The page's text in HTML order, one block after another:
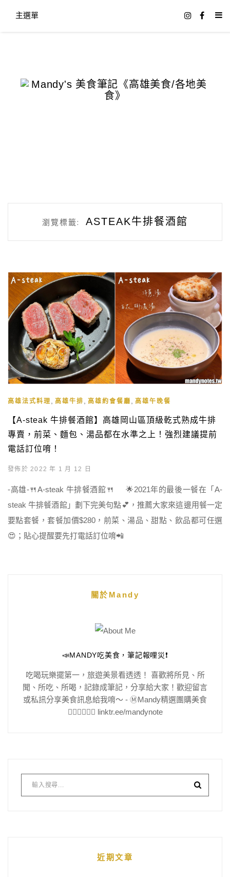
主選單
瀏覽標籤: ASTEAK牛排餐酒館
高雄法式料理 , 高雄牛排 , 高雄約會餐廳 , 高雄午晚餐
【A-steak 牛排餐酒館】高雄岡山區頂級乾式熟成牛排
專賣，前菜、麵包、湯品都在水準之上！強烈建議提前
電話訂位唷！
發佈於 2022 年 1 月 12 日
-高雄-🍴A-steak 牛排餐酒館🍴 🌟2021年的最後一餐在「A-
steak 牛排餐酒館」劃下完美句點💕，推薦大家來這邊用餐一定
要點套餐，套餐加價$280，前菜、湯品、甜點、飲品都可任選
😍；貼心提醒要先打電話訂位唷📲
關於Mandy
📣MANDY吃美食，筆記報哩災❗️
吃喝玩樂擺第一，旅遊美景看透透！ 喜歡將所見、所
聞、所吃、所喝，記錄成筆記，分享給大家！歡迎留言
或私訊分享美食訊息給我唷～ - Ⓜ️Mandy精選團購美食
👇🏻👇🏻👇🏻 linktr.ee/mandynote
近期文章